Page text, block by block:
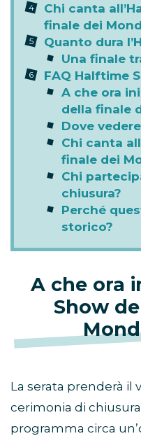
Chi canta
finale dei
Quanto dura
Una finale
FAQ Halftime
A che ora
della finale
Dove
Chi canta
finale dei
Chi
chiusura?
Perché
storico?
A che ora
Show
La serata prenderà il
cerimonia di
programma circa